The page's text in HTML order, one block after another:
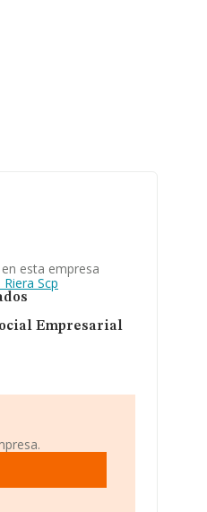
esta empresa
Scp
Empresarial